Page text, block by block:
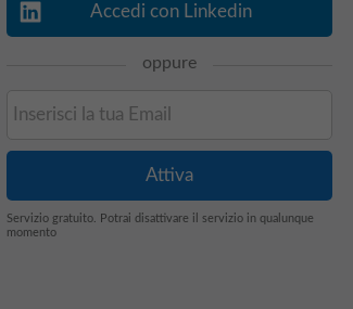
Accedi con Linkedin
oppure
Servizio gratuito. Potrai disattivare il servizio in qualunque
momento